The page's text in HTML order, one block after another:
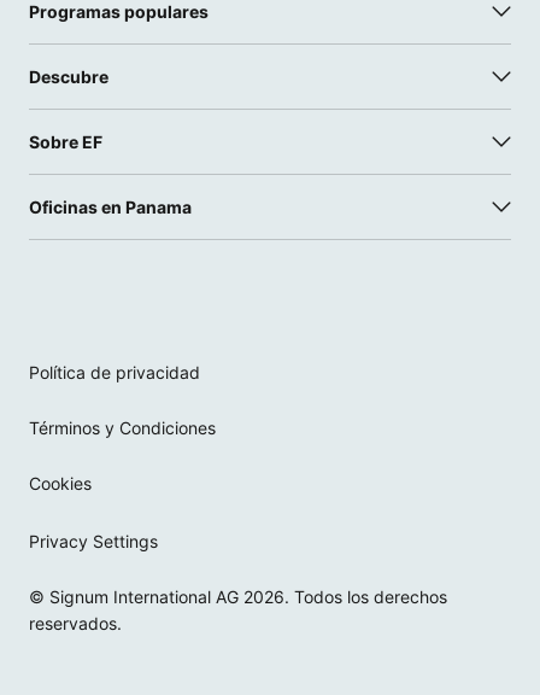
Programas populares
Descubre
Sobre EF
Oficinas en Panama
Política de privacidad
Términos y Condiciones
Cookies
Privacy Settings
© Signum International AG 2026. Todos los derechos
reservados.